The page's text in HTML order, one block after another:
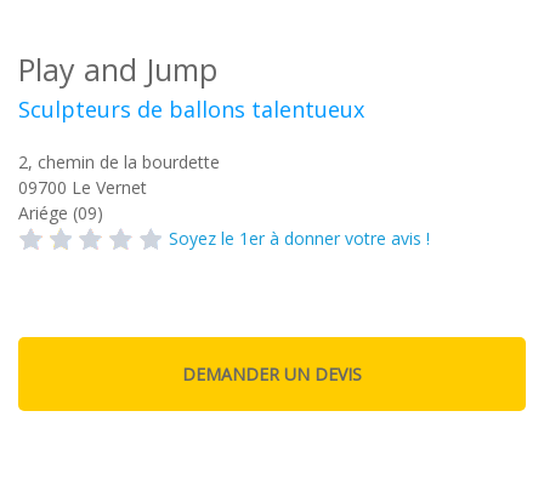
Play and Jump
Sculpteurs de ballons talentueux
2, chemin de la bourdette
09700 Le Vernet
Ariége (09)
Soyez le 1er à donner votre avis !